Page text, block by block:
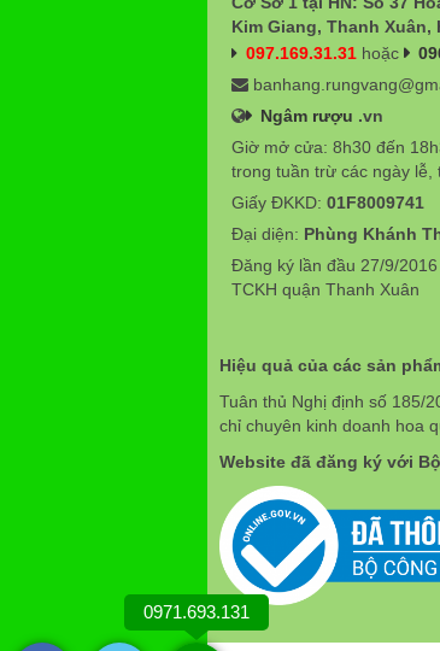
Kim Giang, Thanh Xuân,
097.169.31.31 hoặc
Ngâm rượu .vn
Giờ mở cửa: 8h30 đến
trong tuần trừ các ngày lễ,
Giấy ĐKKD: 01F8009741
Đại diện: Phùng Khánh
Đăng ký lần đầu 27/9/
TCKH quận Thanh Xuân
Hiệu quả của các sản
Tuân thủ Nghị định số 185/
chỉ chuyên kinh doanh hoa
Website đã đăng ký với
0971.693.131